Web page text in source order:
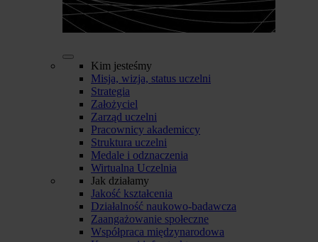
Kim jesteśmy
Misja, wizja, status uczelni
Strategia
Założyciel
Zarząd uczelni
Pracownicy akademiccy
Struktura uczelni
Medale i odznaczenia
Wirtualna Uczelnia
Jak działamy
Jakość kształcenia
Działalność naukowo-badawcza
Zaangażowanie społeczne
Współpraca międzynarodowa